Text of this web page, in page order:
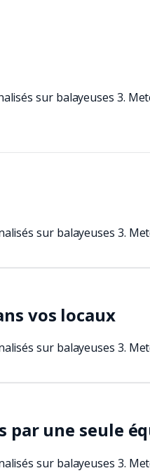
sur balayeuses 3.
sur balayeuses 3.
vos locaux
sur balayeuses 3.
par une seule
sur balayeuses 3.